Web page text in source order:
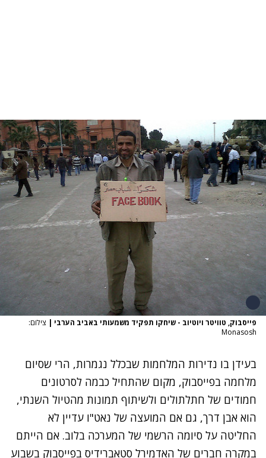
פייסבוק, טוויטר ויוטיוב - שיחקו תפקיד משמעותי באביב הערבי | צילום:
Monasosh
בעידן בו נדירות המלחמות שבכלל נגמרות, הרי שסיום
מלחמה בפייסבוק, מקום שהתחיל כבמה לסרטונים
חמודים של חתלתולים ולשיתוף תמונות מהטיול השנתי,
הוא אבן דרך, גם אם המועצה של נאט"ו עדיין לא
החליטה על סיומה הרשמי של המערכה בלוב. אם הייתם
במקרה חברים של האדמירל סטאברידיס בפייסבוק בשבוע